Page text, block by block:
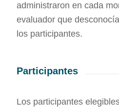
administraron en cada
evaluador que
los participantes.
Participantes
Los participantes